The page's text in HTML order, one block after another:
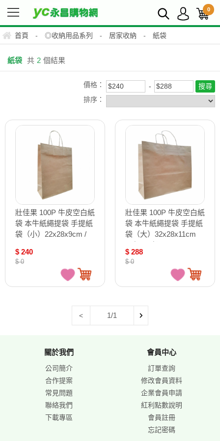
0
首頁 - ◎收納用品系列 - 居家收納 - 紙袋
紙袋 共 2 個結果
價格：
排序：
壯佳果 100P 牛皮空白紙
袋 本牛紙繩提袋 手提紙
袋（小）22x28x9cm /
$ 240
$ 0
壯佳果 100P 牛皮空白紙
袋 本牛紙繩提袋 手提紙
袋（大）32x28x11cm
$ 288
$ 0
< 1/1
關於我們
公司簡介
合作提案
常見問題
聯絡我們
下載專區
會員中心
訂單查詢
修改會員資料
企業會員申請
紅利點數說明
會員註冊
忘記密碼